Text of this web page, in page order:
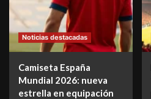
Noticias destacadas
Camiseta España
Mundial 2026: nueva
estrella en equipación